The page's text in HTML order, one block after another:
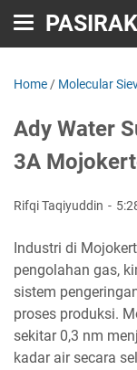
Home / Molecular
Ady Water
3A
Rifqi Taqiyuddin
Industri di
pengolahan gas,
sistem
proses produksi.
sekitar 0,3 nm
kadar air secara